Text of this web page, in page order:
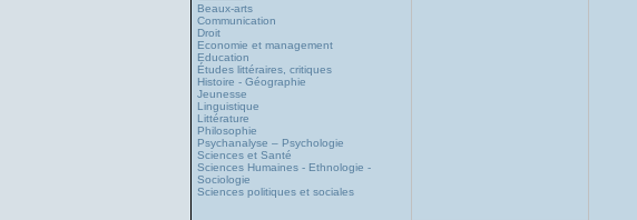
Beaux-arts
Communication
Droit
Economie et management
Education
Études littéraires, critiques
Histoire - Géographie
Jeunesse
Linguistique
Littérature
Philosophie
Psychanalyse – Psychologie
Sciences et Santé
Sciences Humaines - Ethnologie -
Sociologie
Sciences politiques et sociales